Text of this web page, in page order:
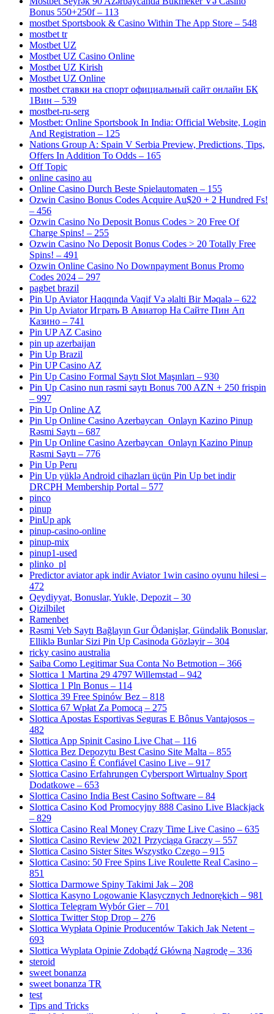
Bonus 550+250f – 113
‎mostbet Sportsbook & Casino Within The App Store – 548
mostbet tr
Mostbet UZ
Mostbet UZ Casino Online
Mostbet UZ Kirish
Mostbet UZ Online
mostbet ставки на спорт официальный сайт онлайн БК
1Вин – 539
mostbet-ru-serg
Mostbet: Online Sportsbook In India: Official Website, Login
And Registration – 125
Nations Group A: Spain V Serbia Preview, Predictions, Tips,
Offers In Addition To Odds – 165
Off Topic
online casino au
Online Casino Durch Beste Spielautomaten – 155
Ozwin Casino Bonus Codes Acquire Au$20 + 2 Hundred Fs!
– 456
Ozwin Casino No Deposit Bonus Codes > 20 Free Of
Charge Spins! – 255
Ozwin Casino No Deposit Bonus Codes > 20 Totally Free
Spins! – 491
Ozwin Online Casino No Downpayment Bonus Promo
Codes 2024 – 297
pagbet brazil
Pin Up Aviator Haqqında Vaqif Və əlalti Bir Məqalə – 622
Pin Up Aviator Играть В Авиатор На Сайте Пин Ап
Казино – 741
Pin UP AZ Casino
pin up azerbaijan
Pin Up Brazil
Pin UP Casino AZ
Pin Up Casino Formal Saytı Slot Maşınları – 930
Pin Up Casino nun rəsmi saytı Bonus 700 AZN + 250 frispin
– 997
Pin Up Online AZ
Pin Up Online Casino Azerbaycan ️ Onlayn Kazino Pinup
Rəsmi Saytı – 687
Pin Up Online Casino Azerbaycan ️ Onlayn Kazino Pinup
Rəsmi Saytı – 776
Pin Up Peru
Pin Up yüklə Android cihazları üçün Pin Up bet indir
DRCPH Membership Portal – 577
pinco
pinup
PinUp apk
pinup-casino-online
pinup-mix
pinup1-used
plinko_pl
Predictor aviator apk indir Aviator 1win casino oyunu hilesi –
472
Qeydiyyat, Bonuslar, Yukle, Depozit – 30
Qizilbilet
Ramenbet
Rəsmi Veb Saytı Bağlayın️ Gur Ödənişlər, Gündəlik Bonuslar,
Elliklə Bunlar Sizi Pin Up Casinoda Gözləyir – 304
ricky casino australia
Saiba Como Legitimar Sua Conta No Betmotion – 366
Slottica 1 Martina 29 4797 Willemstad – 942
Slottica 1 Pln Bonus – 114
Slottica 39 Free Spinów Bez – 818
Slottica 67 Wpłat Za Pomocą – 275
Slottica Apostas Esportivas Seguras E Bônus Vantajosos –
482
Slottica App Spinit Casino Live Chat – 116
Slottica Bez Depozytu Best Casino Site Malta – 855
Slottica Casino É Confiável Casino Live – 917
Slottica Casino Erfahrungen Cybersport Wirtualny Sport
Dodatkowe – 653
Slottica Casino India Best Casino Software – 84
Slottica Casino Kod Promocyjny 888 Casino Live Blackjack
– 829
Slottica Casino Real Money Crazy Time Live Casino – 635
Slottica Casino Review 2021 Przyciąga Graczy – 557
Slottica Casino Sister Sites Wszystko Czego – 915
Slottica Casino: 50 Free Spins Live Roulette Real Casino –
851
Slottica Darmowe Spiny Takimi Jak – 208
Slottica Kasyno Logowanie Klasycznych Jednorękich – 981
Slottica Telegram Wybór Gier – 701
Slottica Twitter Stop Drop – 276
Slottica Wypłata Opinie Producentów Takich Jak Netent –
693
Slottica Wyplata Opinie Zdobądź Główną Nagrodę – 336
steroid
sweet bonanza
sweet bonanza TR
test
Tips and Tricks